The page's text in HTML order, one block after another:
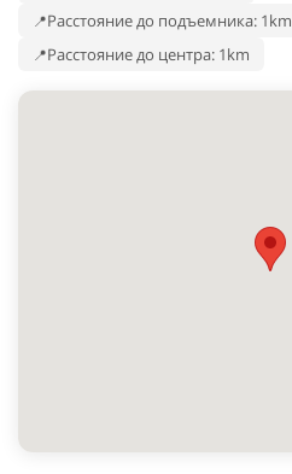
Расстояние до подъемника: 1km
Расстояние до центра: 1km